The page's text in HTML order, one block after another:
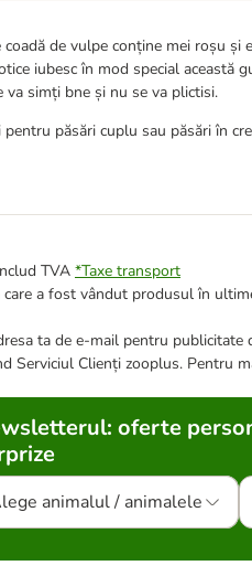
de vulpe conține mei roșu și
iubesc în mod special
simți bne și nu se va plictisi.
păsări cuplu sau păsări în
TVA *Taxe transport
a fost vândut produsul în
ta de e-mail pentru
Serviciul Clienți zooplus. Pentru
oferte
animalul / animalele